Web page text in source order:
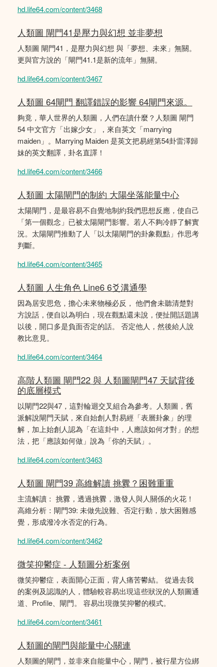
hd.life64.com/content/3468
人類圖 閘門41是壓力與幻想 並非夢想
人類圖 閘門41，是壓力與幻想 與「夢想、未來」無關。
更與官方說的「閘門41.1是新的流年」無關。
hd.life64.com/content/3467
人類圖 64閘門 翻譯錯誤的影響 64閘門來源。
夠竟，華人世界的人類圖，人們在讀什麼？人類圖 閘門
54 中文官方「出嫁少女」，來自英文「marrying
maiden」。Marrying Maiden 是英文把易經第54卦雷澤歸
妹的英文翻譯，卦名直譯！
hd.life64.com/content/3466
人類圖 太陽閘門的制約 大陽坐落能量中心
太陽閘門，是最容易不自覺地制約我們思想反應，使自己
「第一個觀念」已被太陽閘門影響。若人不夠冷靜了解實
況。太陽閘門推動了人「以太陽閘門的卦象觀點」作思考
判斷。
hd.life64.com/content/3465
人類圖 人生角色 Line6 6爻溝通學
因為居安思危，擔心未來物極必反， 他們會未聽清楚對
方說話，便自以為明白，現在觀點還未說，便扯開話題講
以後，開口多是負面否定的話。 否定他人，然後給人說
教比意見。
hd.life64.com/content/3464
高階人類圖 閘門22 與 人類圖閘門47 天賦背後
的底層模式
以閘門22與47，這對輪迴交叉組合為參考。人類圖，舊
派解說閘門天賦，來自始創人對易經「表層卦象」的理
解，加上始創人認為「在這卦中，人應該如何才對」的想
法，把「應該如何做」說為「你的天賦」。
hd.life64.com/content/3463
人類圖 閘門39 高維解讀 挑釁？困難重重
主流解讀： 挑釁，透過挑釁，激發人與人關係的火花！
高維分析：閘門39: 未做先說難、否定行動，放大困難感
覺，形成潑冷水否定的行為。
hd.life64.com/content/3462
微笑抑鬱症 - 人類圖分析案例
微笑抑鬱症，表面開心正面，背人痛苦鬰結。 從過去我
的案例及認識的人，體驗較容易出現這些狀況的人類圖通
道、Profile、閘門。 容易出現微笑抑鬱的模式。
hd.life64.com/content/3461
人類圖的閘門與能量中心關連
人類圖的閘門，並非來自能量中心，閘門，被行星方位綁